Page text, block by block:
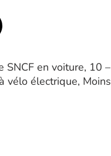
SNCF en voiture, 10
vélo électrique,